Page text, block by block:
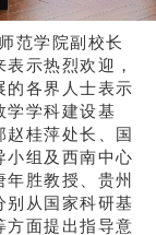
范学院副校长
示热烈欢迎，
的各界人士表示
学学科建设基
桂萍处长、国
小组及西南中心
胜教授、贵州
别从国家科研基
方面提出指导意